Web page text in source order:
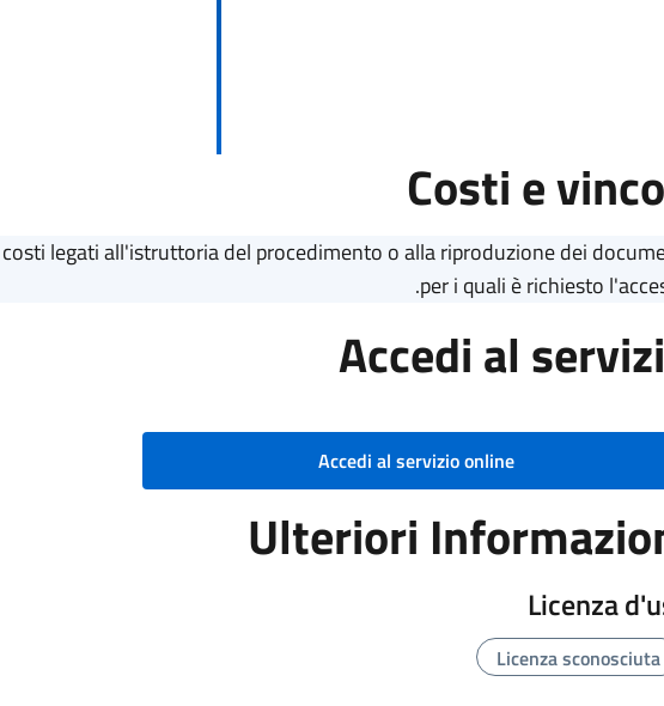
Costi e
legati all'istruttoria del procedimento o alla riproduzione dei
per i quali è richiesto
Accedi al
Accedi al servizio online
Ulteriori
Licenza
Licenza sconosciuta